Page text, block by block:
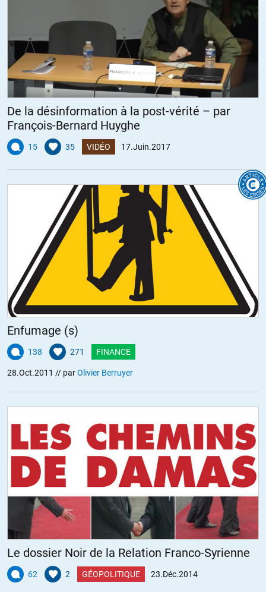
De la désinformation à la post-vérité – par
François-Bernard Huyghe
15 35 VIDÉO 17.Juin.2017
Enfumage (s)
138 271 FINANCE
28.Oct.2011 // parOlivier Berruyer
Le dossier Noir de la Relation Franco-Syrienne
62 2 GÉOPOLITIQUE 23.Déc.2014